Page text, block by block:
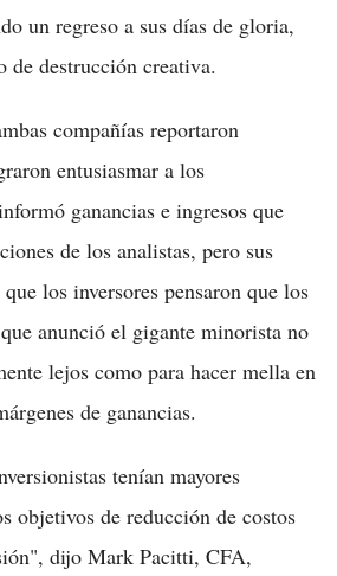
un regreso a sus días de gloria,
de destrucción creativa.
compañías reportaron
entusiasmar a los
ganancias e ingresos que
de los analistas, pero sus
los inversores pensaron que los
anunció el gigante minorista no
lejos como para hacer mella en
de ganancias.
tenían mayores
objetivos de reducción de costos
dijo Mark Pacitti, CFA,